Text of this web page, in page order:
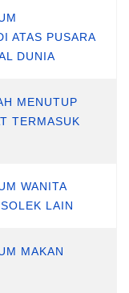
ATAS PUSARA
DUNIA
MENUTUP
TERMASUK
WANITA
LAIN
MAKAN